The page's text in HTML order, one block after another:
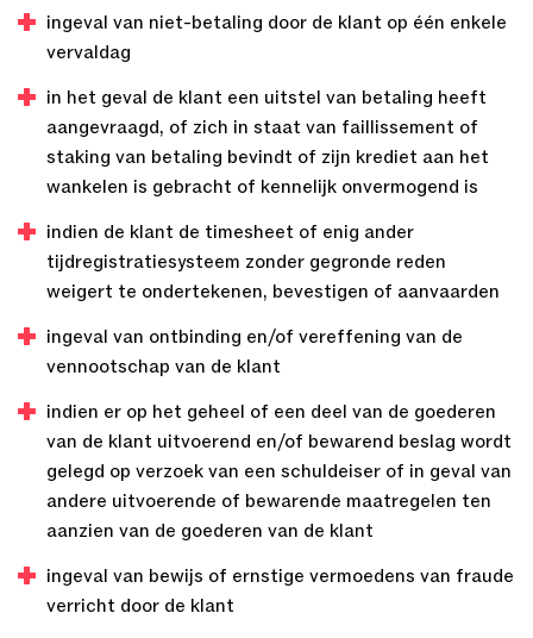
ingeval van niet-betaling door de klant op één enkele
vervaldag
in het geval de klant een uitstel van betaling heeft
aangevraagd, of zich in staat van faillissement of
staking van betaling bevindt of zijn krediet aan het
wankelen is gebracht of kennelijk onvermogend is
indien de klant de timesheet of enig ander
tijdregistratiesysteem zonder gegronde reden
weigert te ondertekenen, bevestigen of aanvaarden
ingeval van ontbinding en/of vereffening van de
vennootschap van de klant
indien er op het geheel of een deel van de goederen
van de klant uitvoerend en/of bewarend beslag wordt
gelegd op verzoek van een schuldeiser of in geval van
andere uitvoerende of bewarende maatregelen ten
aanzien van de goederen van de klant
ingeval van bewijs of ernstige vermoedens van fraude
verricht door de klant